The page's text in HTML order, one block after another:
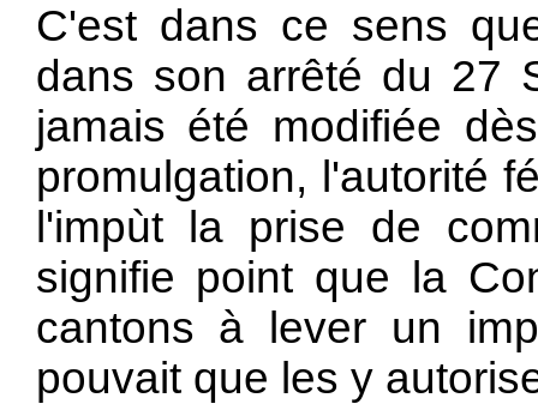
C'est dans ce sens
dans son arrêté du 27
jamais été modifiée
promulgation, l'autorité
l'impùt la prise de
signifie point que la
cantons à lever un
pouvait que les y